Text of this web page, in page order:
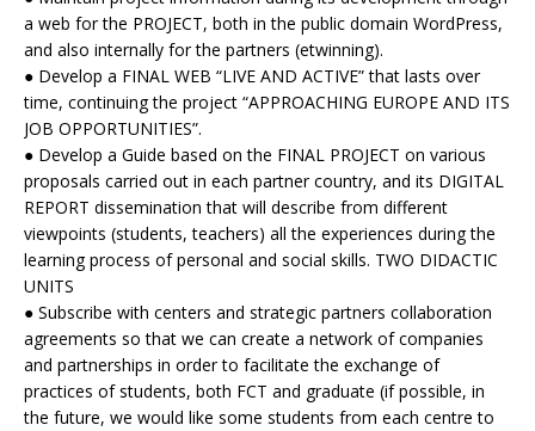
a web for the PROJECT, both in the public domain WordPress,
and also internally for the partners (etwinning).
● Develop a FINAL WEB “LIVE AND ACTIVE” that lasts over
time, continuing the project “APPROACHING EUROPE AND ITS
JOB OPPORTUNITIES”.
● Develop a Guide based on the FINAL PROJECT on various
proposals carried out in each partner country, and its DIGITAL
REPORT dissemination that will describe from different
viewpoints (students, teachers) all the experiences during the
learning process of personal and social skills. TWO DIDACTIC
UNITS
● Subscribe with centers and strategic partners collaboration
agreements so that we can create a network of companies
and partnerships in order to facilitate the exchange of
practices of students, both FCT and graduate (if possible, in
the future, we would like some students from each centre to